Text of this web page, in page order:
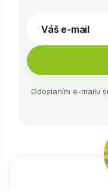
Odoslaním e-⁠mailu